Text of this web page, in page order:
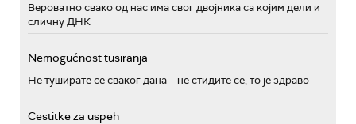
Вероватно свако од нас има свог двојника са којим дели и
сличну ДНК
Nemogućnost tusiranja
Не туширате се сваког дана – не стидите се, то је здраво
Cestitke za uspeh